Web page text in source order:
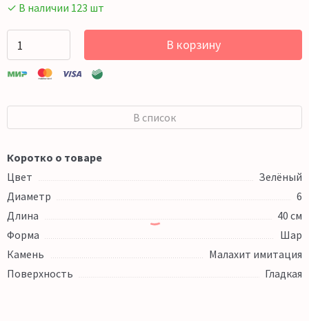
✓ В наличии 123 шт
В корзину
В список
Коротко о товаре
Цвет
Зелёный
Диаметр
6
Длина
40 см
Форма
Шар
Камень
Малахит имитация
Поверхность
Гладкая